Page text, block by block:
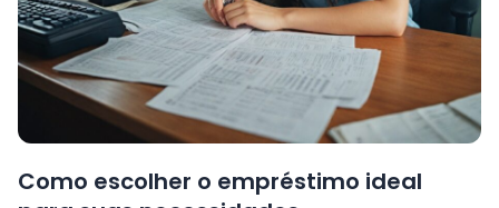
Como escolher o empréstimo ideal